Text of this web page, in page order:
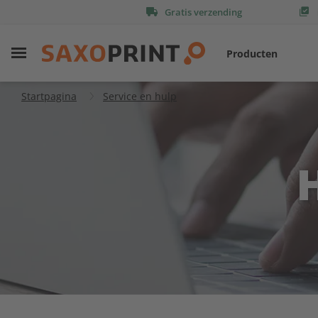
Gratis verzending
Producten
Startpagina Service en hulp